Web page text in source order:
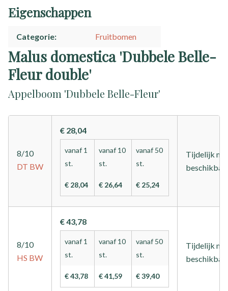
Eigenschappen
Categorie Fruitbomen
Malus domestica 'Dubbele Belle-
Fleur double'
Appelboom 'Dubbele Belle-Fleur'
8/10
DT BW
€ 28,04
vanaf 1
st.
€ 28,04
vanaf 10
st.
€ 26,64
vanaf 50
st.
€ 25,24
Tijdelijk
8/10
HS BW
€ 43,78
vanaf 1
st.
€ 43,78
vanaf 10
st.
€ 41,59
vanaf 50
st.
€ 39,40
Tijdelijk